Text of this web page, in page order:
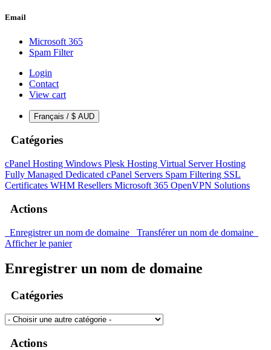
Email
Microsoft 365
Spam Filter
Login
Contact
View cart
Français / $ AUD
Catégories
cPanel Hosting Windows Plesk Hosting Virtual Server Hosting
Fully Managed Dedicated cPanel Servers Spam Filtering SSL
Certificates WHM Resellers Microsoft 365 OpenVPN Solutions
Actions
Enregistrer un nom de domaine
Transférer un nom de domaine
Afficher le panier
Enregistrer un nom de domaine
Catégories
Actions